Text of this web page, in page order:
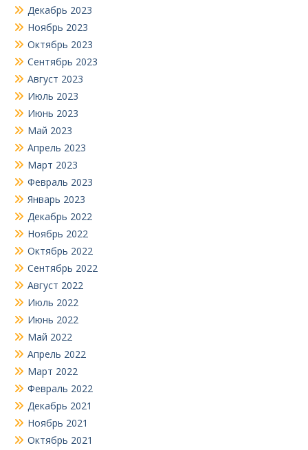
Декабрь 2023
Ноябрь 2023
Октябрь 2023
Сентябрь 2023
Август 2023
Июль 2023
Июнь 2023
Май 2023
Апрель 2023
Март 2023
Февраль 2023
Январь 2023
Декабрь 2022
Ноябрь 2022
Октябрь 2022
Сентябрь 2022
Август 2022
Июль 2022
Июнь 2022
Май 2022
Апрель 2022
Март 2022
Февраль 2022
Декабрь 2021
Ноябрь 2021
Октябрь 2021